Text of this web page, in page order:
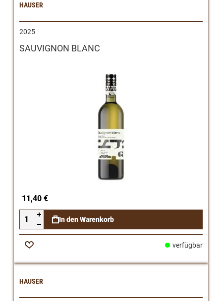
HAUSER
2025
SAUVIGNON BLANC
11,40 €
In den Warenkorb
Zur
verfügbar
HAUSER